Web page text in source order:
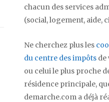
chacun des services
(social, logement, aide,
Ne cherchez plus les
du centre des impôts de
ou celui le plus proche
résidence principale,
demarche.com a déjà